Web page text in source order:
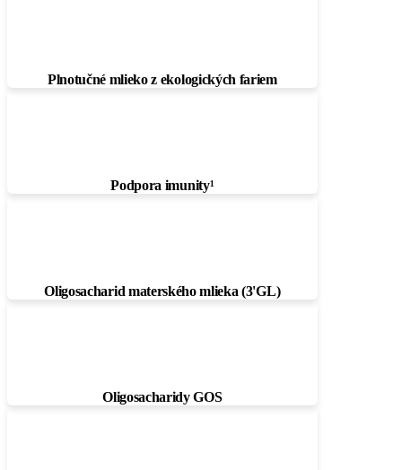
Plnotučné mlieko z ekologických fariem
Podpora imunity¹
Oligosacharid materského mlieka (3'GL)
Oligosacharidy GOS